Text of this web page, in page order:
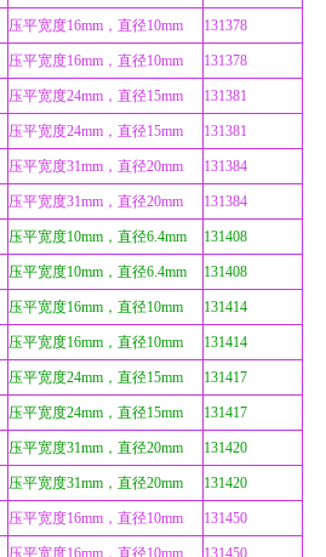
压平宽度16mm，直径10mm 131378
压平宽度16mm，直径10mm 131378
压平宽度24mm，直径15mm 131381
压平宽度24mm，直径15mm 131381
压平宽度31mm，直径20mm 131384
压平宽度31mm，直径20mm 131384
压平宽度10mm，直径6.4mm 131408
压平宽度10mm，直径6.4mm 131408
压平宽度16mm，直径10mm 131414
压平宽度16mm，直径10mm 131414
压平宽度24mm，直径15mm 131417
压平宽度24mm，直径15mm 131417
压平宽度31mm，直径20mm 131420
压平宽度31mm，直径20mm 131420
压平宽度16mm，直径10mm 131450
压平宽度16mm，直径10mm 131450